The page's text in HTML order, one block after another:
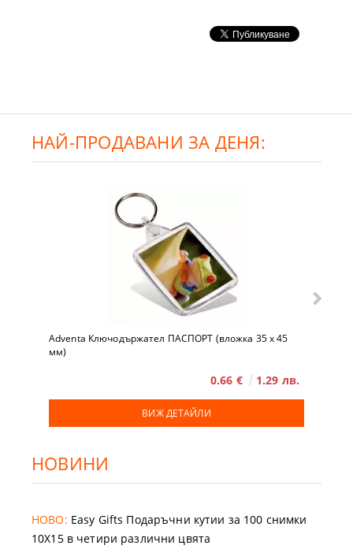
НАЙ-ПРОДАВАНИ ЗА ДЕНЯ:
Adventa Ключодържател ПАСПОРТ (вложка 35 x 45
мм)
0.66 € 1.29 лв.
ВИЖ ДЕТАЙЛИ
НОВИНИ
НОВО: Easy Gifts Подаръчни кутии за 100 снимки
10X15 в четири различни цвята